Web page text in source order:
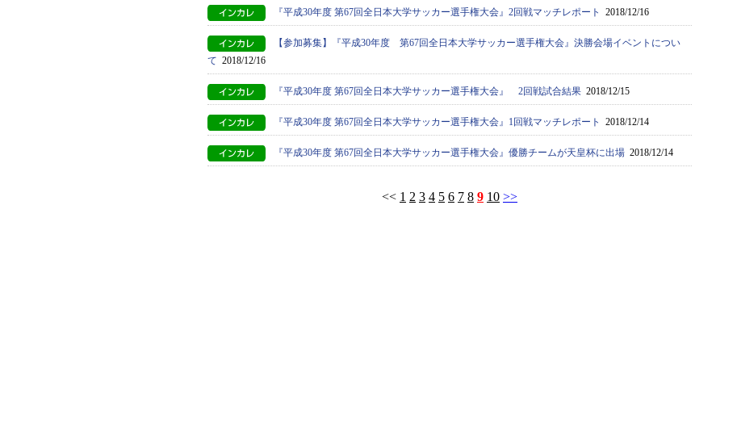
『平成30年度 第67回全日本大学サッカー選手権大会』2回戦マッチレポート 2018/12/16
【参加募集】『平成30年度 第67回全日本大学サッカー選手権大会』決勝会場イベントについ
て 2018/12/16
『平成30年度 第67回全日本大学サッカー選手権大会』 2回戦試合結果 2018/12/15
『平成30年度 第67回全日本大学サッカー選手権大会』1回戦マッチレポート 2018/12/14
『平成30年度 第67回全日本大学サッカー選手権大会』優勝チームが天皇杯に出場 2018/12/14
<< 1 2 3 4 5 6 7 8 9 10 >>